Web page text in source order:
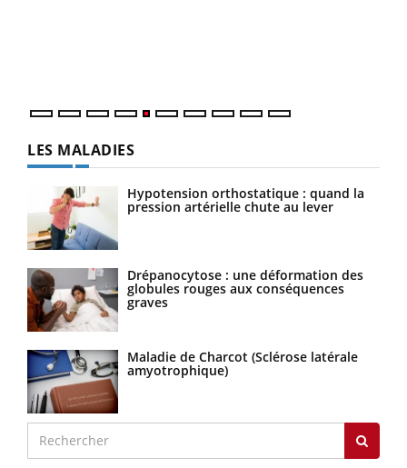
LES MALADIES
Hypotension orthostatique : quand la
pression artérielle chute au lever
Drépanocytose : une déformation des
globules rouges aux conséquences
graves
Maladie de Charcot (Sclérose latérale
amyotrophique)